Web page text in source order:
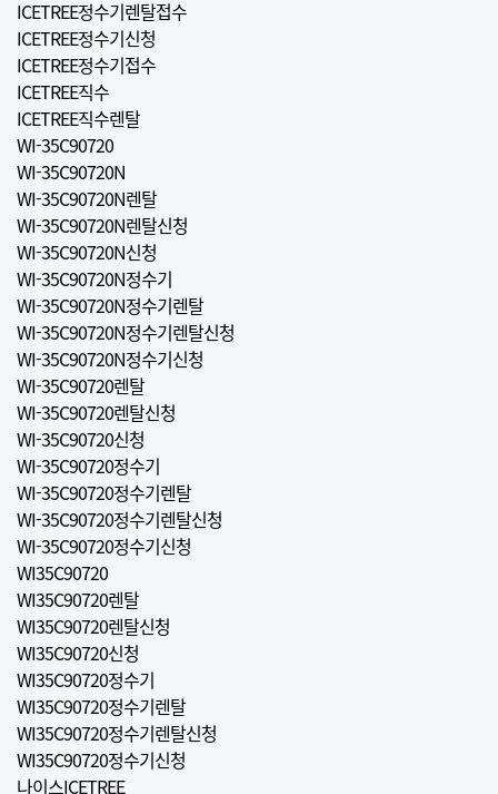
ICETREE정수기렌탈접수
ICETREE정수기신청
ICETREE정수기접수
ICETREE직수
ICETREE직수렌탈
WI-35C90720
WI-35C90720N
WI-35C90720N렌탈
WI-35C90720N렌탈신청
WI-35C90720N신청
WI-35C90720N정수기
WI-35C90720N정수기렌탈
WI-35C90720N정수기렌탈신청
WI-35C90720N정수기신청
WI-35C90720렌탈
WI-35C90720렌탈신청
WI-35C90720신청
WI-35C90720정수기
WI-35C90720정수기렌탈
WI-35C90720정수기렌탈신청
WI-35C90720정수기신청
WI35C90720
WI35C90720렌탈
WI35C90720렌탈신청
WI35C90720신청
WI35C90720정수기
WI35C90720정수기렌탈
WI35C90720정수기렌탈신청
WI35C90720정수기신청
나이스ICETREE